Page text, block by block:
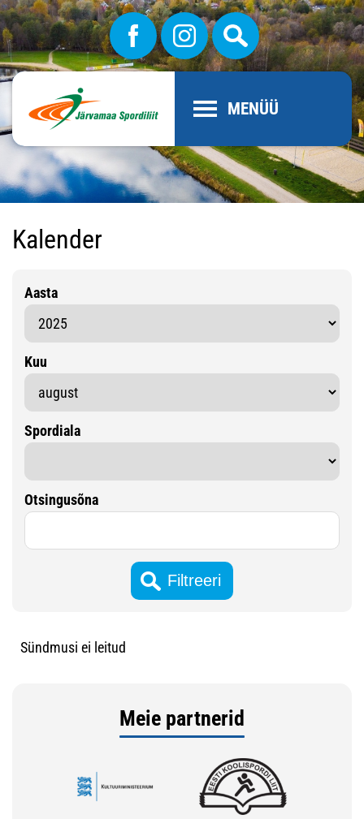
MENÜÜ
Kalender
Aasta
Kuu
Spordiala
Otsingusõna
Sündmusi ei leitud
Meie partnerid